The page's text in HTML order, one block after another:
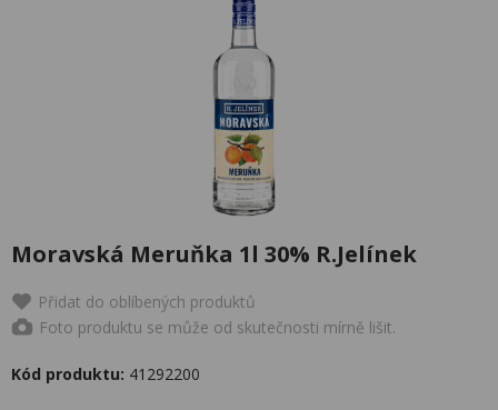
Moravská Meruňka 1l 30% R.Jelínek
Přidat do oblíbených produktů
Foto produktu se může od skutečnosti mírně lišit.
Kód produktu: 41292200